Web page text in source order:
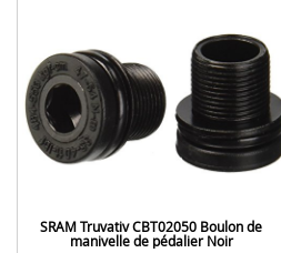
SRAM Truvativ CBT02050 Boulon de
manivelle de pédalier Noir